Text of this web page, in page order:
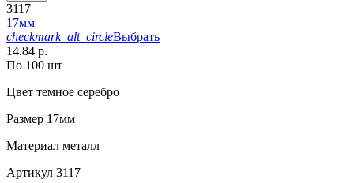
3117
17мм
checkmark_alt_circleВыбрать
14.84 р.
По 100 шт
Цвет темное серебро
Размер 17мм
Материал металл
Артикул 3117